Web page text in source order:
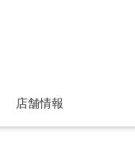
店舗情報